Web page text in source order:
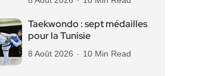
Taekwondo : sept médailles
pour la Tunisie
8 Août 2026 10 Min Read